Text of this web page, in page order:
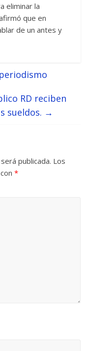
eliminar la
que en
de un antes y
RD reciben
sueldos. →
publicada. Los
con*